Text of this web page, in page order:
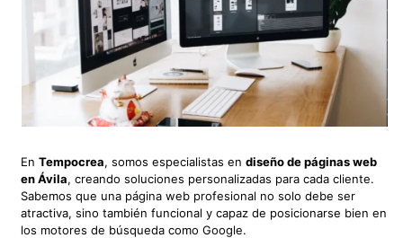
EnTempocrea, somos especialistas endiseño de páginas web
en Ávila, creando soluciones personalizadas para cada cliente.
Sabemos que una página web profesional no solo debe ser
atractiva, sino también funcional y capaz de posicionarse bien en
los motores de búsqueda como Google.